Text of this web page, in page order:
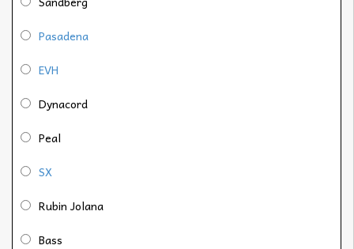
Pasadena
EVH
Dynacord
Peal
SX
Rubin Jolana
Bass